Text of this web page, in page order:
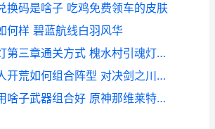
换码是啥子 吃鸡免费领车的皮肤
何样 碧蓝航线白羽风华
槐水村之引魂灯第三章通关方式 槐水村引魂灯下载
对决剑之川新人开荒如何组合阵型 对决剑之川新人怎么玩
原神那维莱特用啥子武器组合好 原神那维莱特用万世流涌大典和天空之卷差距有多少